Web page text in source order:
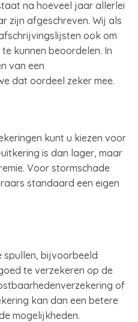
na hoeveel jaar allerlei
zijn afgeschreven. Wij als
ook om
kunnen beoordelen. In
van een
dat oordeel zeker mee.
kunt u kiezen voor
is dan lager, maar
Voor stormschade
standaard een eigen
spullen, bijvoorbeeld
te verzekeren op de
of
kan dan een betere
mogelijkheden.